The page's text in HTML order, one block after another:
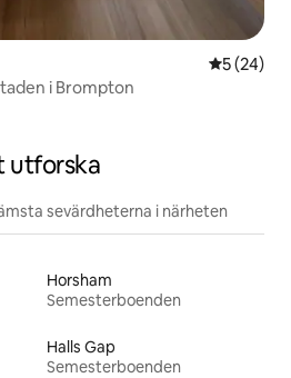
5 av 5 i
5 (24)
i Brompton
utforska
sevärdheterna i närheten
Horsham
Semesterboenden
Halls Gap
Semesterboenden